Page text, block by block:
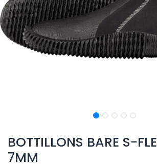
BOTTILLONS BARE S-
7MM